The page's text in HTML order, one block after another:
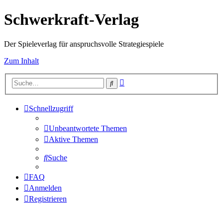
Schwerkraft-Verlag
Der Spieleverlag für anspruchsvolle Strategiespiele
Zum Inhalt
Suche
Schnellzugriff
Unbeantwortete Themen
Aktive Themen
Suche
FAQ
Anmelden
Registrieren